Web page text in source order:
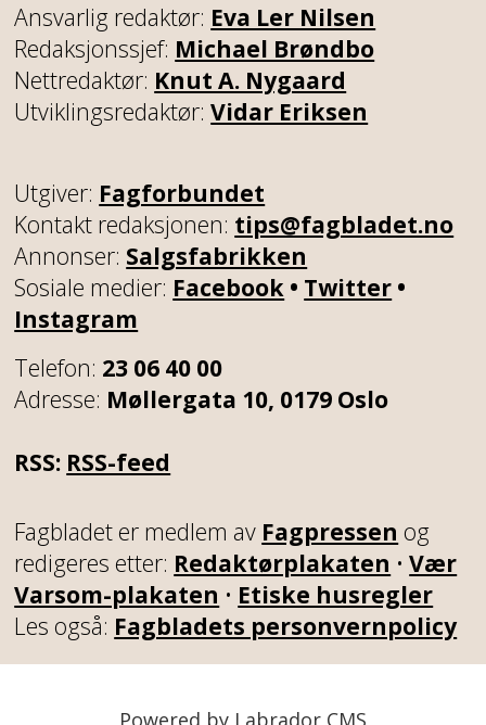
Ansvarlig redaktør: Eva Ler Nilsen
Redaksjonssjef: Michael Brøndbo
Nettredaktør: Knut A. Nygaard
Utviklingsredaktør:Vidar Eriksen
Utgiver: Fagforbundet
Kontakt redaksjonen: tips@fagbladet.no
Annonser: Salgsfabrikken
Sosiale medier: Facebook • Twitter •
Instagram
Telefon: 23 06 40 00
Adresse: Møllergata 10, 0179 Oslo
RSS: RSS-feed
Fagbladet er medlem av Fagpressen og
redigeres etter: Redaktørplakaten • Vær
Varsom-plakaten • Etiske husregler
Les også: Fagbladets personvernpolicy
Powered by Labrador CMS